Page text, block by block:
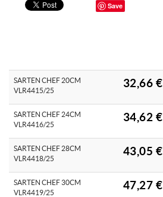
Save
SARTEN CHEF 20CM
VLR4415/25
32,66 €
SARTEN CHEF 24CM
VLR4416/25
34,62 €
SARTEN CHEF 28CM
VLR4418/25
43,05 €
SARTEN CHEF 30CM
VLR4419/25
47,27 €